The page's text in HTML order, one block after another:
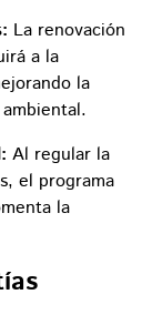
La renovación
a la
la
Al regular la
el programa
la